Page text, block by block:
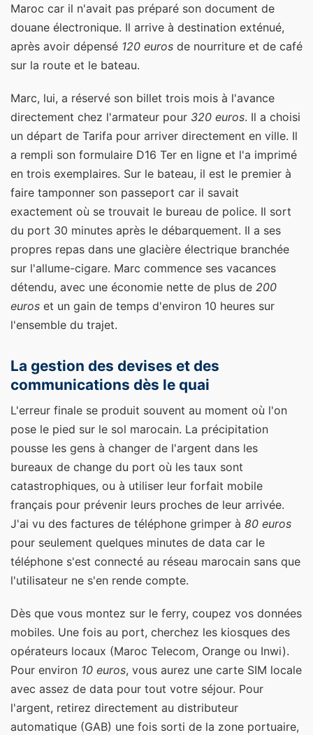
Maroc car il n'avait pas préparé son document de
douane électronique. Il arrive à destination exténué,
après avoir dépensé 120 euros de nourriture et de café
sur la route et le bateau.
Marc, lui, a réservé son billet trois mois à l'avance
directement chez l'armateur pour 320 euros. Il a choisi
un départ de Tarifa pour arriver directement en ville. Il
a rempli son formulaire D16 Ter en ligne et l'a imprimé
en trois exemplaires. Sur le bateau, il est le premier à
faire tamponner son passeport car il savait
exactement où se trouvait le bureau de police. Il sort
du port 30 minutes après le débarquement. Il a ses
propres repas dans une glacière électrique branchée
sur l'allume-cigare. Marc commence ses vacances
détendu, avec une économie nette de plus de 200
euros et un gain de temps d'environ 10 heures sur
l'ensemble du trajet.
La gestion des devises et des
communications dès le quai
L'erreur finale se produit souvent au moment où l'on
pose le pied sur le sol marocain. La précipitation
pousse les gens à changer de l'argent dans les
bureaux de change du port où les taux sont
catastrophiques, ou à utiliser leur forfait mobile
français pour prévenir leurs proches de leur arrivée.
J'ai vu des factures de téléphone grimper à 80 euros
pour seulement quelques minutes de data car le
téléphone s'est connecté au réseau marocain sans que
l'utilisateur ne s'en rende compte.
Dès que vous montez sur le ferry, coupez vos données
mobiles. Une fois au port, cherchez les kiosques des
opérateurs locaux (Maroc Telecom, Orange ou Inwi).
Pour environ 10 euros, vous aurez une carte SIM locale
avec assez de data pour tout votre séjour. Pour
l'argent, retirez directement au distributeur
automatique (GAB) une fois sorti de la zone portuaire,